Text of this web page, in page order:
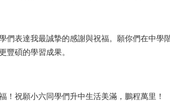
們表達我最誠摯的感謝與祝福。願你們在中
豐碩的學習成果。
！祝願小六同學們升中生活美滿，鵬程萬里！